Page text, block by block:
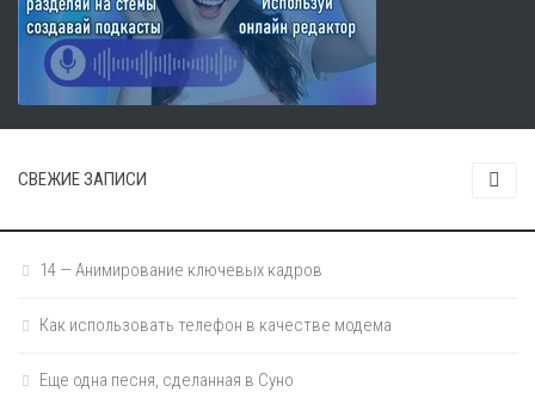
СВЕЖИЕ ЗАПИСИ
14 — Анимирование ключевых кадров
Как использовать телефон в качестве модема
Еще одна песня, сделанная в Суно